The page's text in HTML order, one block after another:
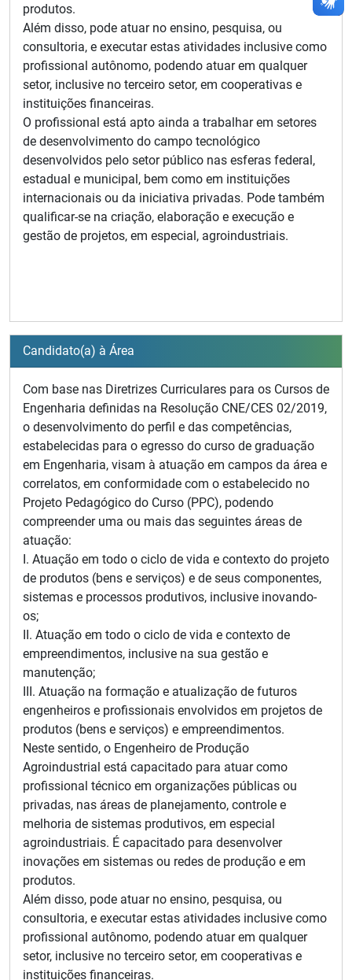
produtos.
Além disso, pode atuar no ensino, pesquisa, ou
consultoria, e executar estas atividades inclusive como
profissional autônomo, podendo atuar em qualquer
setor, inclusive no terceiro setor, em cooperativas e
instituições financeiras.
O profissional está apto ainda a trabalhar em setores
de desenvolvimento do campo tecnológico
desenvolvidos pelo setor público nas esferas federal,
estadual e municipal, bem como em instituições
internacionais ou da iniciativa privadas. Pode também
qualificar-se na criação, elaboração e execução e
gestão de projetos, em especial, agroindustriais.
Candidato(a) à Área
Com base nas Diretrizes Curriculares para os Cursos de
Engenharia definidas na Resolução CNE/CES 02/2019,
o desenvolvimento do perfil e das competências,
estabelecidas para o egresso do curso de graduação
em Engenharia, visam à atuação em campos da área e
correlatos, em conformidade com o estabelecido no
Projeto Pedagógico do Curso (PPC), podendo
compreender uma ou mais das seguintes áreas de
atuação:
I. Atuação em todo o ciclo de vida e contexto do projeto
de produtos (bens e serviços) e de seus componentes,
sistemas e processos produtivos, inclusive inovando-
os;
II. Atuação em todo o ciclo de vida e contexto de
empreendimentos, inclusive na sua gestão e
manutenção;
III. Atuação na formação e atualização de futuros
engenheiros e profissionais envolvidos em projetos de
produtos (bens e serviços) e empreendimentos.
Neste sentido, o Engenheiro de Produção
Agroindustrial está capacitado para atuar como
profissional técnico em organizações públicas ou
privadas, nas áreas de planejamento, controle e
melhoria de sistemas produtivos, em especial
agroindustriais. É capacitado para desenvolver
inovações em sistemas ou redes de produção e em
produtos.
Além disso, pode atuar no ensino, pesquisa, ou
consultoria, e executar estas atividades inclusive como
profissional autônomo, podendo atuar em qualquer
setor, inclusive no terceiro setor, em cooperativas e
instituições financeiras.